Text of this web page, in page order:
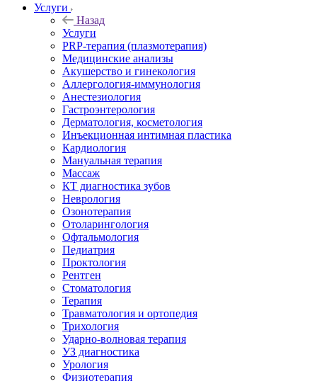
Услуги
Назад
Услуги
PRP-терапия (плазмотерапия)
Медицинские анализы
Акушерство и гинекология
Аллергология-иммунология
Анестезиология
Гастроэнтерология
Дерматология, косметология
Инъекционная интимная пластика
Кардиология
Мануальная терапия
Массаж
КТ диагностика зубов
Неврология
Озонотерапия
Отоларингология
Офтальмология
Педиатрия
Проктология
Рентген
Стоматология
Терапия
Травматология и ортопедия
Трихология
Ударно-волновая терапия
УЗ диагностика
Урология
Физиотерапия